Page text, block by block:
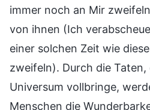
immer noch an Mir
von ihnen (Ich
einer solchen Zeit wie
zweifeln). Durch die Taten,
Universum vollbringe,
Menschen die